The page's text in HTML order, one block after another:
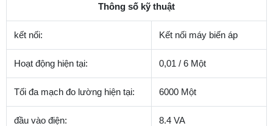
Thông số kỹ thuật
kết nối: Kết nối máy biến áp
Hoạt động hiện tại: 0,01 / 6 Một
Tối đa mạch đo lường hiện tại: 6000 Một
đầu vào điện: 8.4 VA